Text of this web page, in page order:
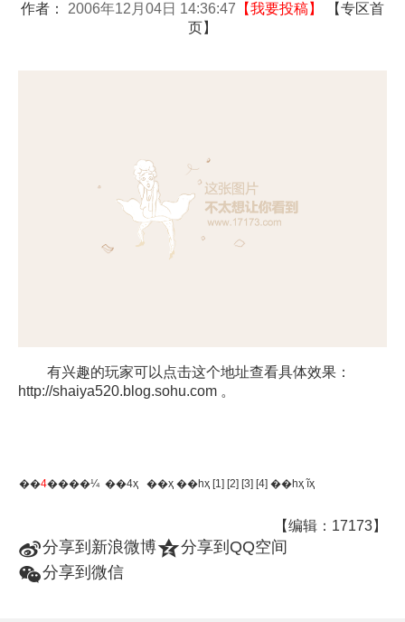
作者： 2006年12月04日 14:36:47 【我要投稿】 【专区首
页】
有兴趣的玩家可以点击这个地址查看具体效果：
http://shaiya520.blog.sohu.com 。
��4����¼ ��4ҳ ��ҳ ��һҳ [1] [2] [3] [4] ��һҳ ĩҳ
【编辑：17173】
t分享到新浪微博z分享到QQ空间
w分享到微信